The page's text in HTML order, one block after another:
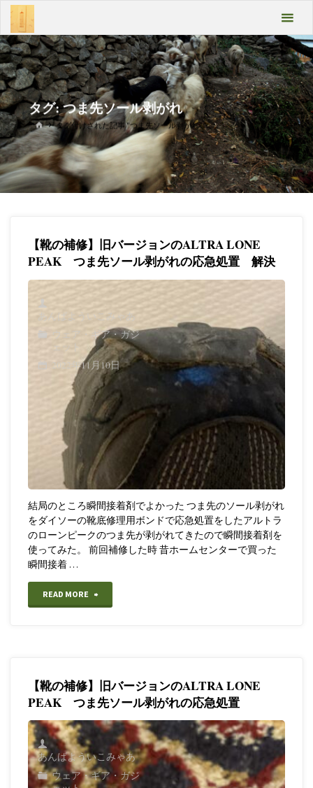
テ
ン
ツ
へ
ス
キ
ッ
プ
ばよ
うい
こみ
ゃあ
Take
it
タグ:つま先ソール剥がれ
ホ
ー
ム
タグ付けされた記事 "つま先ソール剥がれ"
【靴の補修】旧バージョンのALTRA LONE
PEAK つま先ソール剥がれの応急処置 解決
あんばよういこみゃあ
ウェア・ギア・ガジ
ェット
2022年11月10日
結局のところ瞬間接着剤でよかった つま先のソール剥がれ
をダイソーの靴底修理用ボンドで応急処置をしたアルトラ
のローンピークのつま先が剥がれてきたので瞬間接着剤を
使ってみた。 前回補修した時 昔ホームセンターで買った
瞬間接着 …
READ MORE "【靴
旧
バ
ジ
【靴の補修】旧バージョンのALTRA LONE
PEAK つま先ソール剥がれの応急処置
あんばよういこみゃあ
ウェア・ギア・ガジ